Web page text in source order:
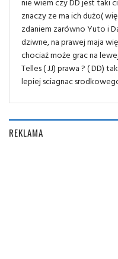
znaczy ze ma ich dużo(
zdaniem zarówno Yuto i
dziwne, na prawej maja
chociaż może grac na
Telles ( JJ) prawa ? ( DD)
lepiej sciagnac
REKLAMA